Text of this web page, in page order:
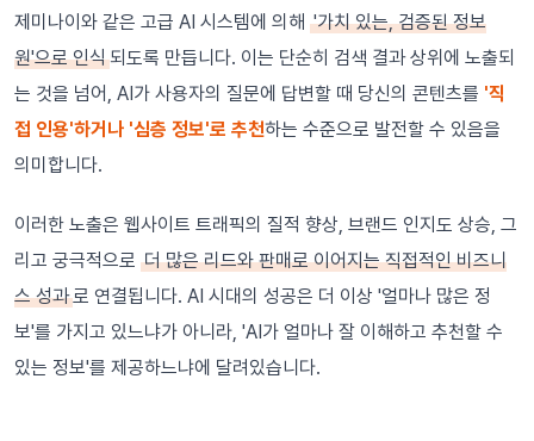
제미나이와 같은 고급 AI 시스템에 의해 '가치 있는, 검증된 정보
원'으로 인식 되도록 만듭니다. 이는 단순히 검색 결과 상위에 노출되
는 것을 넘어, AI가 사용자의 질문에 답변할 때 당신의 콘텐츠를 '직
접 인용'하거나 '심층 정보'로 추천하는 수준으로 발전할 수 있음을
의미합니다.
이러한 노출은 웹사이트 트래픽의 질적 향상, 브랜드 인지도 상승, 그
리고 궁극적으로 더 많은 리드와 판매로 이어지는 직접적인 비즈니
스 성과 로 연결됩니다. AI 시대의 성공은 더 이상 '얼마나 많은 정
보'를 가지고 있느냐가 아니라, 'AI가 얼마나 잘 이해하고 추천할 수
있는 정보'를 제공하느냐에 달려있습니다.